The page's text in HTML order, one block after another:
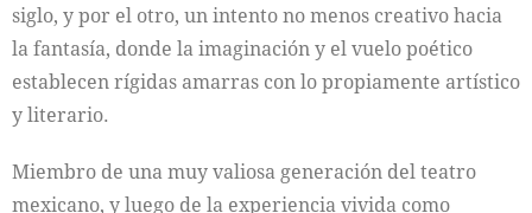
siglo, y por el otro, un intento no menos creativo hacia
la fantasía, donde la imaginación y el vuelo poético
establecen rígidas amarras con lo propiamente artístico
y literario.
Miembro de una muy valiosa generación del teatro
mexicano, y luego de la experiencia vivida como